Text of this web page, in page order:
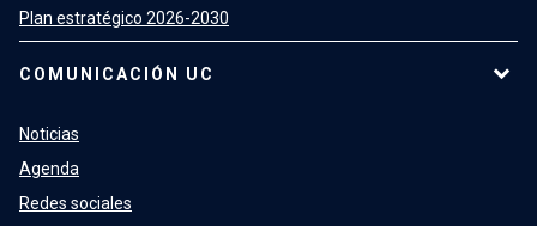
Plan estratégico 2026-2030
COMUNICACIÓN UC
Noticias
Agenda
Redes sociales